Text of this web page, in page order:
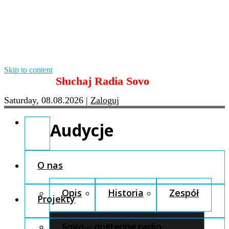
Skip to content
Słuchaj Radia Sovo
Saturday, 08.08.2026 | Zaloguj
O nas
Opis Historia Zespół
Fundacja Pro Cultura
Projekty
SoVo – dostępne radio
Audycje